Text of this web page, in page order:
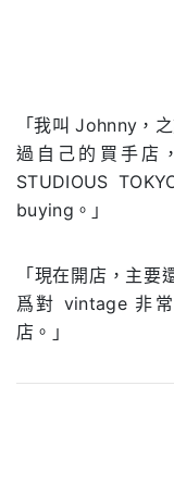
「我叫 Johnny，
過自己的買手店
STUDIOUS
buying。」
「現在開店，主
爲對 vintage 非
店。」